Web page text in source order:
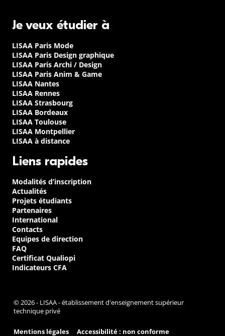
Je veux étudier à
LISAA Paris Mode
LISAA Paris Design graphique
LISAA Paris Archi / Design
LISAA Paris Anim & Game
LISAA Nantes
LISAA Rennes
LISAA Strasbourg
LISAA Bordeaux
LISAA Toulouse
LISAA Montpellier
LISAA à distance
Liens rapides
Modalités d’inscription
Actualités
Projets étudiants
Partenaires
International
Contacts
Equipes de direction
FAQ
Certificat Qualiopi
Indicateurs CFA
© 2026 - LISAA - établissement d'enseignement supérieur
technique privé
Mentions légales Accessibilité : non conforme